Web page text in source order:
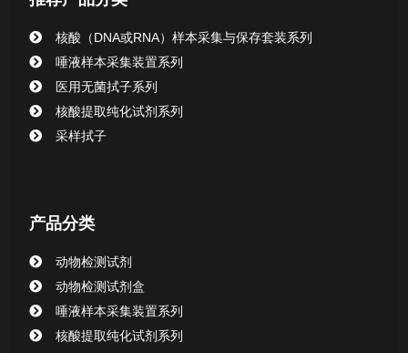
清洁验证棉签系列
动物检测试剂
核酸（DNA或RNA）样本采集与保存套装系列
唾液样本采集装置系列
医用无菌拭子系列
核酸提取纯化试剂系列
采样拭子
产品分类
动物检测试剂
动物检测试剂盒
唾液样本采集装置系列
核酸提取纯化试剂系列